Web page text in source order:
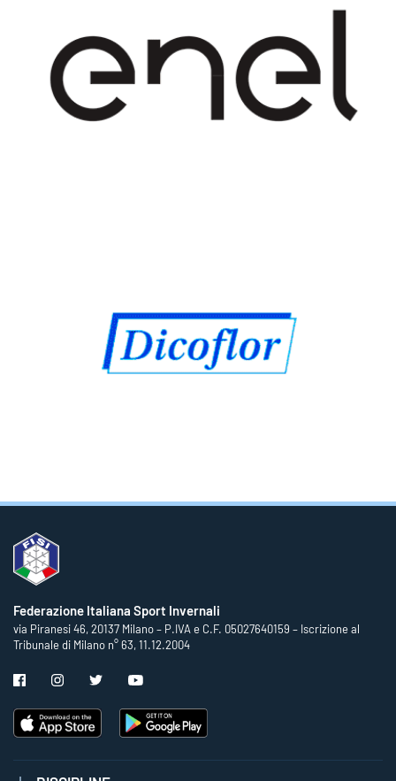
Federazione Italiana Sport Invernali
via Piranesi 46, 20137 Milano – P.IVA e C.F. 05027640159 – Iscrizione al
Tribunale di Milano n° 63, 11.12.2004